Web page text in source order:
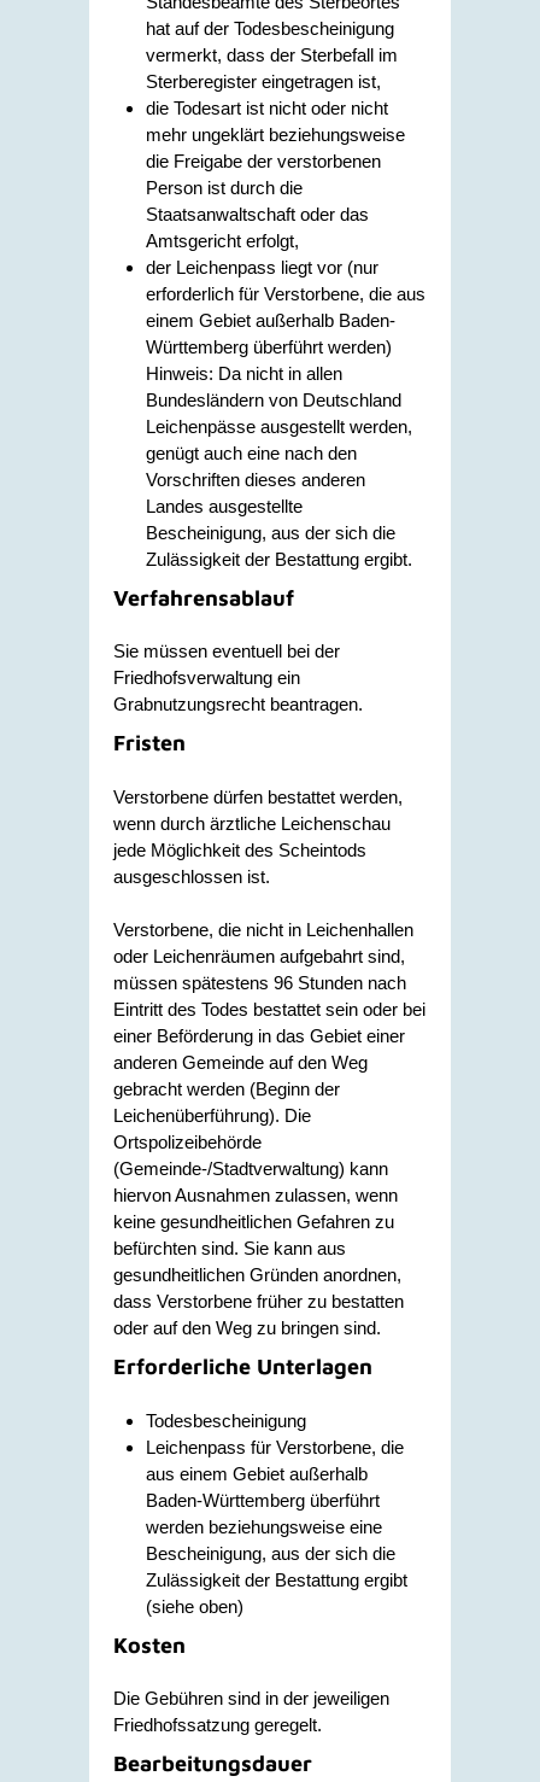
hat auf der Todesbescheinigung
vermerkt, dass der Sterbefall im
Sterberegister eingetragen ist,
die Todesart ist nicht oder nicht
mehr ungeklärt beziehungsweise
die Freigabe der verstorbenen
Person ist durch die
Staatsanwaltschaft oder das
Amtsgericht erfolgt,
der Leichenpass liegt vor (nur
erforderlich für Verstorbene, die aus
einem Gebiet außerhalb Baden-
Württemberg überführt werden)
Hinweis: Da nicht in allen
Bundesländern von Deutschland
Leichenpässe ausgestellt werden,
genügt auch eine nach den
Vorschriften dieses anderen
Landes ausgestellte
Bescheinigung, aus der sich die
Zulässigkeit der Bestattung ergibt.
Verfahrensablauf
Sie müssen eventuell bei der
Friedhofsverwaltung ein
Grabnutzungsrecht beantragen.
Fristen
Verstorbene dürfen bestattet werden,
wenn durch ärztliche Leichenschau
jede Möglichkeit des Scheintods
ausgeschlossen ist.
Verstorbene, die nicht in Leichenhallen
oder Leichenräumen aufgebahrt sind,
müssen spätestens 96 Stunden nach
Eintritt des Todes bestattet sein oder bei
einer Beförderung in das Gebiet einer
anderen Gemeinde auf den Weg
gebracht werden (Beginn der
Leichenüberführung). Die
Ortspolizeibehörde
(Gemeinde-/Stadtverwaltung) kann
hiervon Ausnahmen zulassen, wenn
keine gesundheitlichen Gefahren zu
befürchten sind. Sie kann aus
gesundheitlichen Gründen anordnen,
dass Verstorbene früher zu bestatten
oder auf den Weg zu bringen sind.
Erforderliche Unterlagen
Todesbescheinigung
Leichenpass für Verstorbene, die
aus einem Gebiet außerhalb
Baden-Württemberg überführt
werden beziehungsweise eine
Bescheinigung, aus der sich die
Zulässigkeit der Bestattung ergibt
(siehe oben)
Kosten
Die Gebühren sind in der jeweiligen
Friedhofssatzung geregelt.
Bearbeitungsdauer